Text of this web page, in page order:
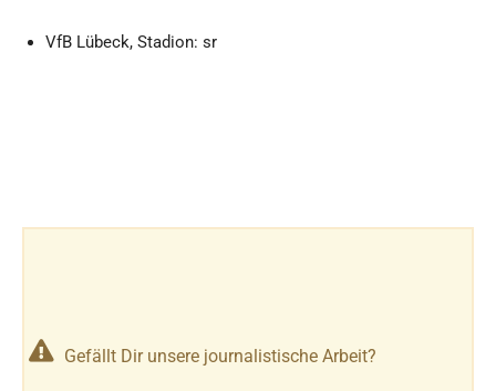
VfB Lübeck, Stadion: sr
Gefällt Dir unsere journalistische Arbeit?